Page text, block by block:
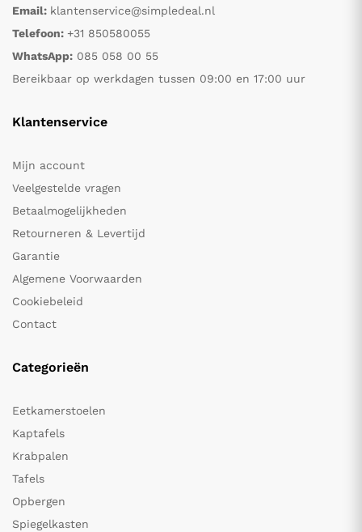
Email: klantenservice@simpledeal.nl
Telefoon: +31 850580055
WhatsApp: 085 058 00 55
Bereikbaar op werkdagen tussen 09:00 en 17:00 uur
Klantenservice
Mijn account
Veelgestelde vragen
Betaalmogelijkheden
Retourneren & Levertijd
Garantie
Algemene Voorwaarden
Cookiebeleid
Contact
Categorieën
Eetkamerstoelen
Kaptafels
Krabpalen
Tafels
Opbergen
Spiegelkasten